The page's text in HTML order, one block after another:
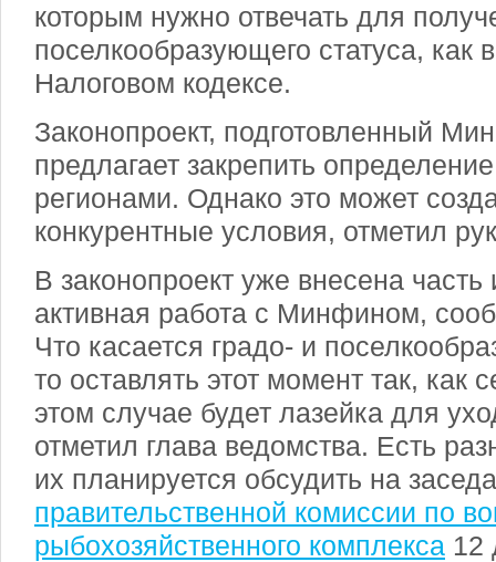
которым нужно отвечать для
поселкообразующего статуса, как
Налоговом кодексе.
Законопроект, подготовленный
предлагает закрепить
регионами. Однако это может
конкурентные условия, отметил
В законопроект уже внесена
активная работа с Минфином,
Что касается градо- и
то оставлять этот момент так, как
этом случае будет лазейка для
отметил глава ведомства. Есть
их планируется обсудить на
правительственной комиссии по
рыбохозяйственного комплекса 12